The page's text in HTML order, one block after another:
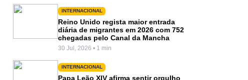
INTERNACIONAL
Reino Unido regista maior entrada
diária de migrantes em 2026 com 752
chegadas pelo Canal da Mancha
30 Jul, 2026 • 1 min
INTERNACIONAL
Papa Leão XIV afirma sentir orgulho